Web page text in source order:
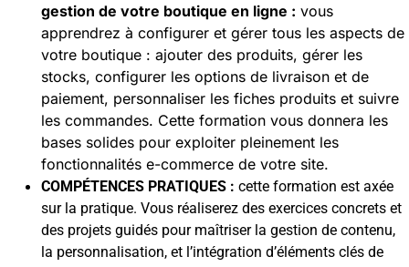
gestion de votre boutique en ligne : vous
apprendrez à configurer et gérer tous les aspects de
votre boutique : ajouter des produits, gérer les
stocks, configurer les options de livraison et de
paiement, personnaliser les fiches produits et suivre
les commandes. Cette formation vous donnera les
bases solides pour exploiter pleinement les
fonctionnalités e-commerce de votre site.
COMPÉTENCES PRATIQUES : cette formation est axée
sur la pratique. Vous réaliserez des exercices concrets et
des projets guidés pour maîtriser la gestion de contenu,
la personnalisation, et l’intégration d’éléments clés de